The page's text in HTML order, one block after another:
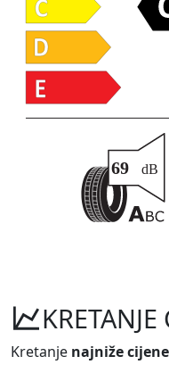
KRETANJE
Kretanje najniže cijene